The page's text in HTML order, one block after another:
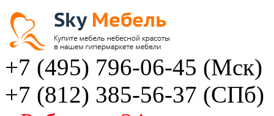
+7 (495) 796-06-45 (Мск)
+7 (812) 385-56-37 (СПб)